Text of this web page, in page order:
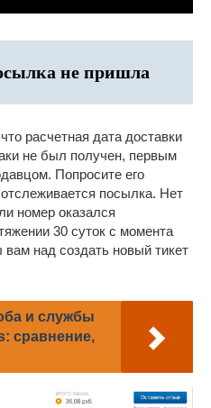
не пришла
расчетная дата доставки
не был получен, первым
Попросите его
посылка. Нет
номер оказался
30 суток с момента
над создать новый тикет
и службы
сравнение,